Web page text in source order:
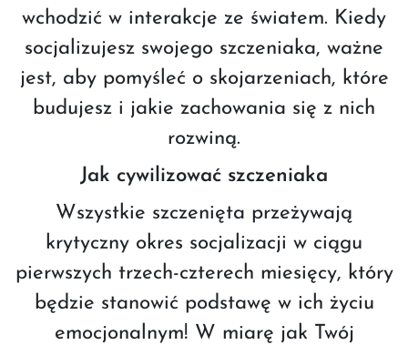
wchodzić w interakcje ze światem. Kiedy
socjalizujesz swojego szczeniaka, ważne
jest, aby pomyśleć o skojarzeniach, które
budujesz i jakie zachowania się z nich
rozwiną.
Jak cywilizować szczeniaka
Wszystkie szczenięta przeżywają
krytyczny okres socjalizacji w ciągu
pierwszych trzech-czterech miesięcy, który
będzie stanowić podstawę w ich życiu
emocjonalnym! W miarę jak Twój